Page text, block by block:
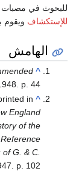
للبحوث في مصبات
للإستكشافويقوم
الهامش
^
1948. p. 44.
^
reprinted in
England
of the
Reference
of G. & C.
p. 102.